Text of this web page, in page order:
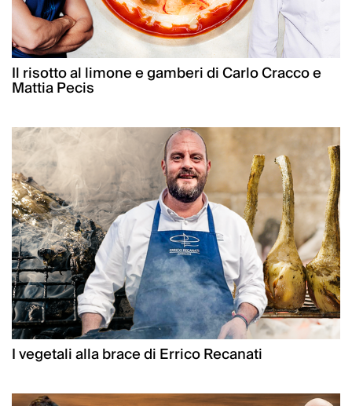
Il risotto al limone e gamberi di Carlo Cracco e
Mattia Pecis
I vegetali alla brace di Errico Recanati